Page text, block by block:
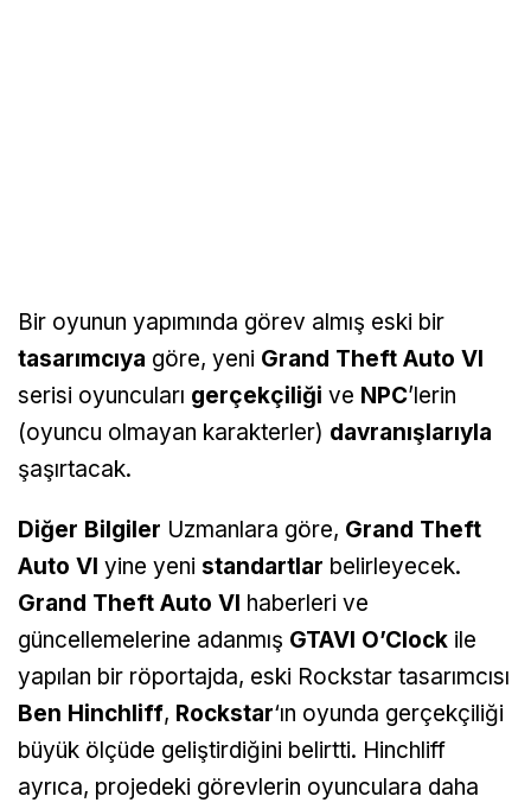
Bir oyunun yapımında görev almış eski bir
tasarımcıya göre, yeni Grand Theft Auto VI
serisi oyuncuları gerçekçiliği ve NPC’lerin
(oyuncu olmayan karakterler) davranışlarıyla
şaşırtacak.
Diğer Bilgiler Uzmanlara göre, Grand Theft
Auto VI yine yeni standartlar belirleyecek.
Grand Theft Auto VI haberleri ve
güncellemelerine adanmış GTAVI O’Clock ile
yapılan bir röportajda, eski Rockstar tasarımcısı
Ben Hinchliff, Rockstar‘ın oyunda gerçekçiliği
büyük ölçüde geliştirdiğini belirtti. Hinchliff
ayrıca, projedeki görevlerin oyunculara daha